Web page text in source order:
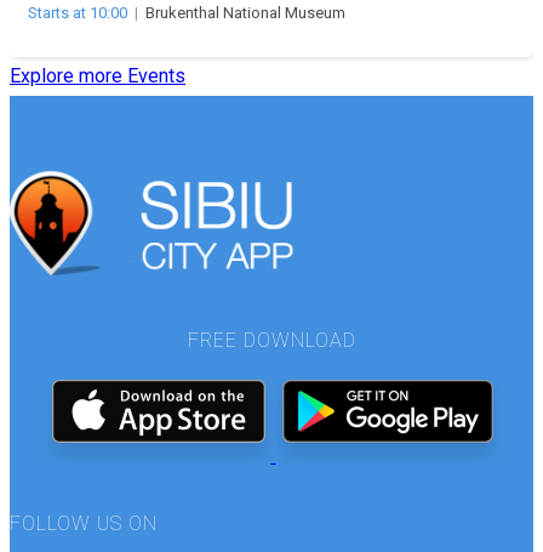
Starts at 10:00 | Brukenthal National Museum
Explore more Events
FREE DOWNLOAD
FOLLOW US ON